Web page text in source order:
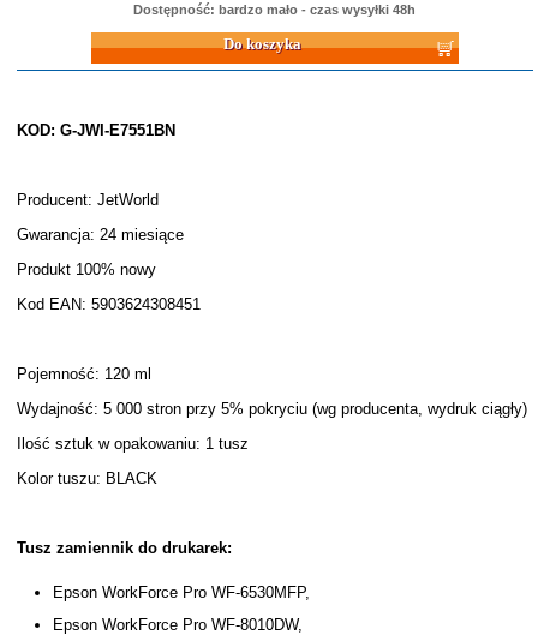
Dostępność: bardzo mało - czas wysyłki 48h
Do koszyka
KOD: G-JWI-E7551BN
Producent: JetWorld
Gwarancja: 24 miesiące
Produkt 100% nowy
Kod EAN: 5903624308451
Pojemność: 120 ml
Wydajność: 5 000 stron przy 5% pokryciu (wg producenta, wydruk ciągły)
Ilość sztuk w opakowaniu: 1 tusz
Kolor tuszu: BLACK
Tusz zamiennik do drukarek:
Epson WorkForce Pro WF-6530MFP,
Epson WorkForce Pro WF-8010DW,